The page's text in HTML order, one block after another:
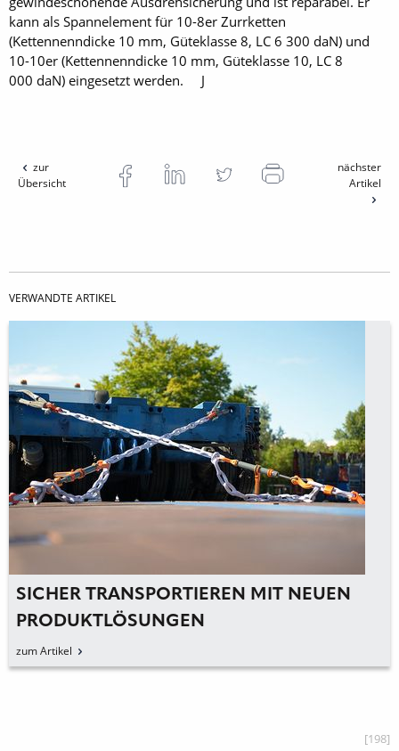
kann als Spannelement für 10-8er Zurrketten
(Kettennenndicke 10 mm, Güteklasse 8, LC 6 300 daN) und
10-10er (Kettennenndicke 10 mm, Güteklasse 10, LC 8
000 daN) eingesetzt werden. J
zur
Übersicht
nächster
Artikel
VERWANDTE ARTIKEL
SICHER TRANSPORTIEREN MIT NEUEN
PRODUKTLÖSUNGEN
zum Artikel
[198]